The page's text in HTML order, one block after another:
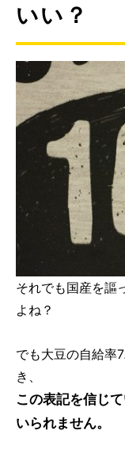
いい？
それでも国産を謳
よね？
でも大豆の自給率
き、
この表記を信じ
いられません。